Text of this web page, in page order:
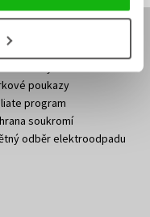
poukazy
program
soukromí
odběr elektroodpadu